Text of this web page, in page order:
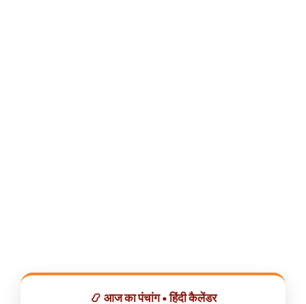
📿 आज का पंचांग • हिंदी कैलेंडर